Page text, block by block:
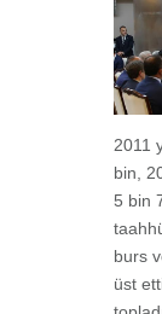
2011
bin,
5 bin
burs
üst